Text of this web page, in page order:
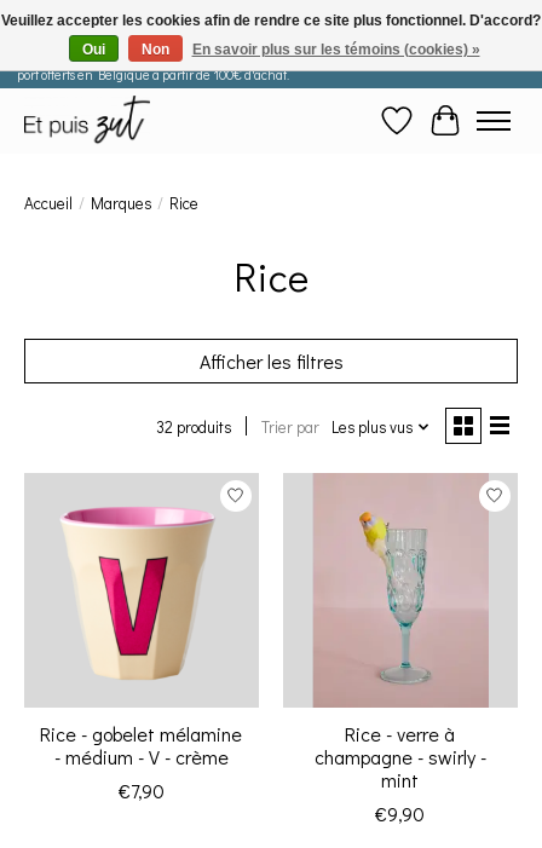
Les commandes passées après le 29 juillet seront expédiées à partir du 11 août. Frais de
port offerts en Belgique à partir de 100€ d'achat.
Liste de souhaits
Panier
Accueil / Marques / Rice
Rice
Afficher les filtres
32 produits Trier par Les plus vus
Rice - gobelet mélamine
- médium - V - crème
€7,90
Rice - verre à
champagne - swirly -
mint
€9,90
Veuillez accepter les cookies afin de rendre ce site plus fonctionnel. D'accord?
Oui
Non En savoir plus sur les témoins (cookies) »